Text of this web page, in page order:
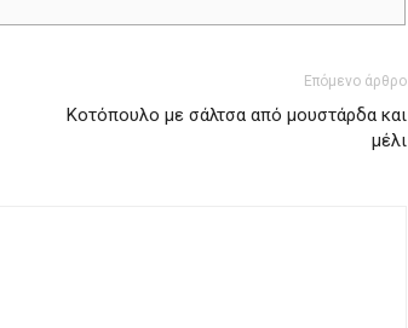
Επόμενο άρθρο
Κοτόπουλο με σάλτσα από μουστάρδα και
μέλι